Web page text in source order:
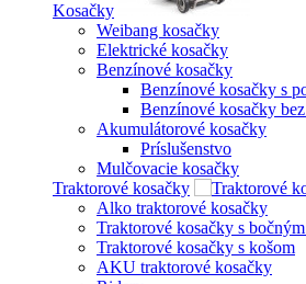
Kosačky
Weibang kosačky
Elektrické kosačky
Benzínové kosačky
Benzínové kosačky s
Benzínové kosačky
Akumulátorové kosačky
Príslušenstvo
Mulčovacie kosačky
Traktorové kosačky
Alko traktorové kosačky
Traktorové kosačky s
Traktorové kosačky s košom
AKU traktorové kosačky